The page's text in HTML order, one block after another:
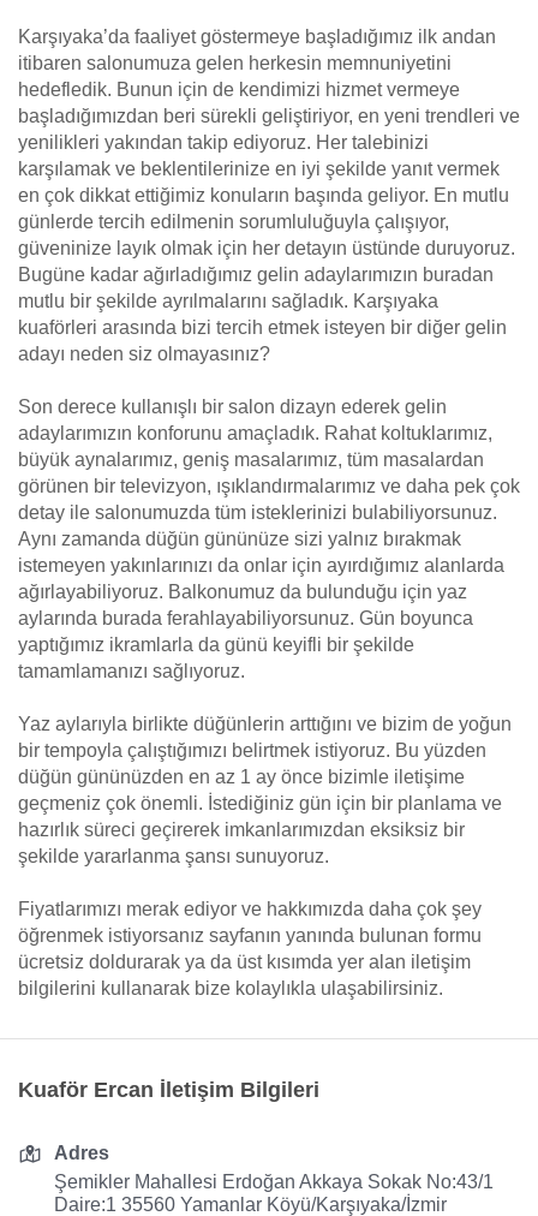
Karşıyaka’da faaliyet göstermeye başladığımız ilk andan
itibaren salonumuza gelen herkesin memnuniyetini
hedefledik. Bunun için de kendimizi hizmet vermeye
başladığımızdan beri sürekli geliştiriyor, en yeni trendleri ve
yenilikleri yakından takip ediyoruz. Her talebinizi
karşılamak ve beklentilerinize en iyi şekilde yanıt vermek
en çok dikkat ettiğimiz konuların başında geliyor. En mutlu
günlerde tercih edilmenin sorumluluğuyla çalışıyor,
güveninize layık olmak için her detayın üstünde duruyoruz.
Bugüne kadar ağırladığımız gelin adaylarımızın buradan
mutlu bir şekilde ayrılmalarını sağladık. Karşıyaka
kuaförleri arasında bizi tercih etmek isteyen bir diğer gelin
adayı neden siz olmayasınız?
Son derece kullanışlı bir salon dizayn ederek gelin
adaylarımızın konforunu amaçladık. Rahat koltuklarımız,
büyük aynalarımız, geniş masalarımız, tüm masalardan
görünen bir televizyon, ışıklandırmalarımız ve daha pek çok
detay ile salonumuzda tüm isteklerinizi bulabiliyorsunuz.
Aynı zamanda düğün gününüze sizi yalnız bırakmak
istemeyen yakınlarınızı da onlar için ayırdığımız alanlarda
ağırlayabiliyoruz. Balkonumuz da bulunduğu için yaz
aylarında burada ferahlayabiliyorsunuz. Gün boyunca
yaptığımız ikramlarla da günü keyifli bir şekilde
tamamlamanızı sağlıyoruz.
Yaz aylarıyla birlikte düğünlerin arttığını ve bizim de yoğun
bir tempoyla çalıştığımızı belirtmek istiyoruz. Bu yüzden
düğün gününüzden en az 1 ay önce bizimle iletişime
geçmeniz çok önemli. İstediğiniz gün için bir planlama ve
hazırlık süreci geçirerek imkanlarımızdan eksiksiz bir
şekilde yararlanma şansı sunuyoruz.
Fiyatlarımızı merak ediyor ve hakkımızda daha çok şey
öğrenmek istiyorsanız sayfanın yanında bulunan formu
ücretsiz doldurarak ya da üst kısımda yer alan iletişim
bilgilerini kullanarak bize kolaylıkla ulaşabilirsiniz.
Kuaför Ercan İletişim Bilgileri
Adres
Şemikler Mahallesi Erdoğan Akkaya Sokak No:43/1
Daire:1 35560 Yamanlar Köyü/Karşıyaka/İzmir